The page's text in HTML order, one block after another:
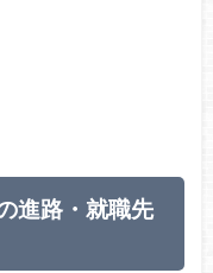
進路・就職先